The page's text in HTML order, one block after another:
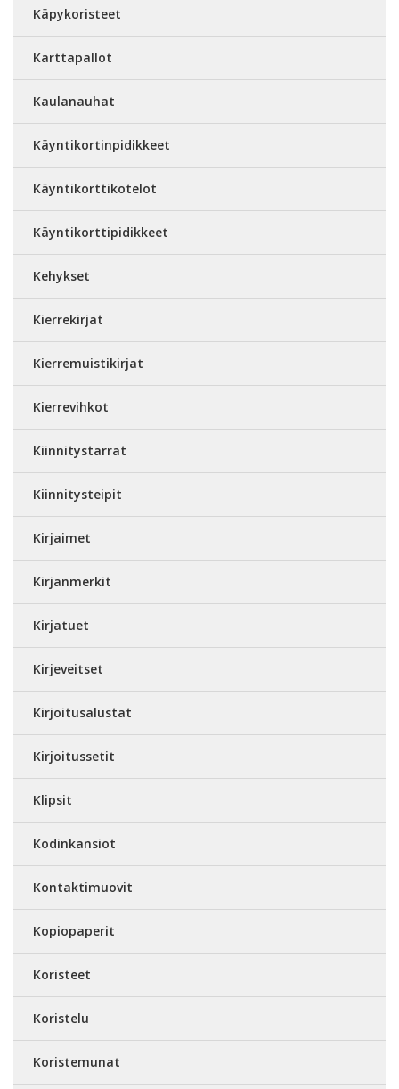
Käpykoristeet
Karttapallot
Kaulanauhat
Käyntikortinpidikkeet
Käyntikorttikotelot
Käyntikorttipidikkeet
Kehykset
Kierrekirjat
Kierremuistikirjat
Kierrevihkot
Kiinnitystarrat
Kiinnitysteipit
Kirjaimet
Kirjanmerkit
Kirjatuet
Kirjeveitset
Kirjoitusalustat
Kirjoitussetit
Klipsit
Kodinkansiot
Kontaktimuovit
Kopiopaperit
Koristeet
Koristelu
Koristemunat